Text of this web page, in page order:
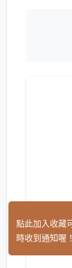
點此加入收藏
時收到通知喔！